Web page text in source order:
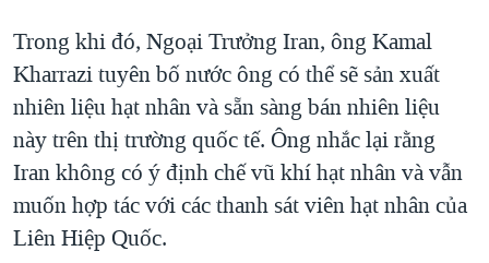
KINH TẾ
KHOA HỌC
SỨC KHOẺ
VĂN HOÁ
THỂ THAO
GIÁO DỤC
MỘT NĂM CHIẾN TRANH TẠI DẢI GAZA
GIẢI MÃ VÀNH ĐAI & CON ĐƯỜNG
NGÀY TỊ NẠN THẾ GIỚI
TRỊNH VĨNH BÌNH - NGƯỜI HẠ 'BÊN THẮNG CUỘC'
GROUND ZERO – XƯA VÀ NAY
CHI PHÍ CHIẾN TRANH AFGHANISTAN
MẠNG XÃ HỘI
Ngôn ngữ khác
Trong khi đó, Ngoại Trưởng Iran, ông Kamal
Kharrazi tuyên bố nước ông có thể sẽ sản xuất
nhiên liệu hạt nhân và sẵn sàng bán nhiên liệu
này trên thị trường quốc tế. Ông nhắc lại rằng
Iran không có ý định chế vũ khí hạt nhân và vẫn
muốn hợp tác với các thanh sát viên hạt nhân của
Liên Hiệp Quốc.